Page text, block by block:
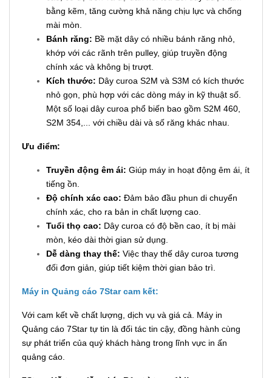
bằng kẽm, tăng cường khả năng chịu lực và chống
mài mòn.
Bánh răng: Bề mặt dây có nhiều bánh răng nhỏ,
khớp với các rãnh trên pulley, giúp truyền động
chính xác và không bị trượt.
Kích thước: Dây curoa S2M và S3M có kích thước
nhỏ gọn, phù hợp với các dòng máy in kỹ thuật số.
Một số loại dây curoa phổ biến bao gồm S2M 460,
S2M 354,... với chiều dài và số răng khác nhau.
Ưu điểm:
Truyền động êm ái: Giúp máy in hoạt động êm ái, ít
tiếng ồn.
Độ chính xác cao: Đảm bảo đầu phun di chuyển
chính xác, cho ra bản in chất lượng cao.
Tuổi thọ cao: Dây curoa có độ bền cao, ít bị mài
mòn, kéo dài thời gian sử dụng.
Dễ dàng thay thế: Việc thay thế dây curoa tương
đối đơn giản, giúp tiết kiệm thời gian bảo trì.
Máy in Quảng cáo 7Star cam kết:
Với cam kết về chất lượng, dịch vụ và giá cả. Máy in
Quảng cáo 7Star tự tin là đối tác tin cậy, đồng hành cùng
sự phát triển của quý khách hàng trong lĩnh vực in ấn
quảng cáo.